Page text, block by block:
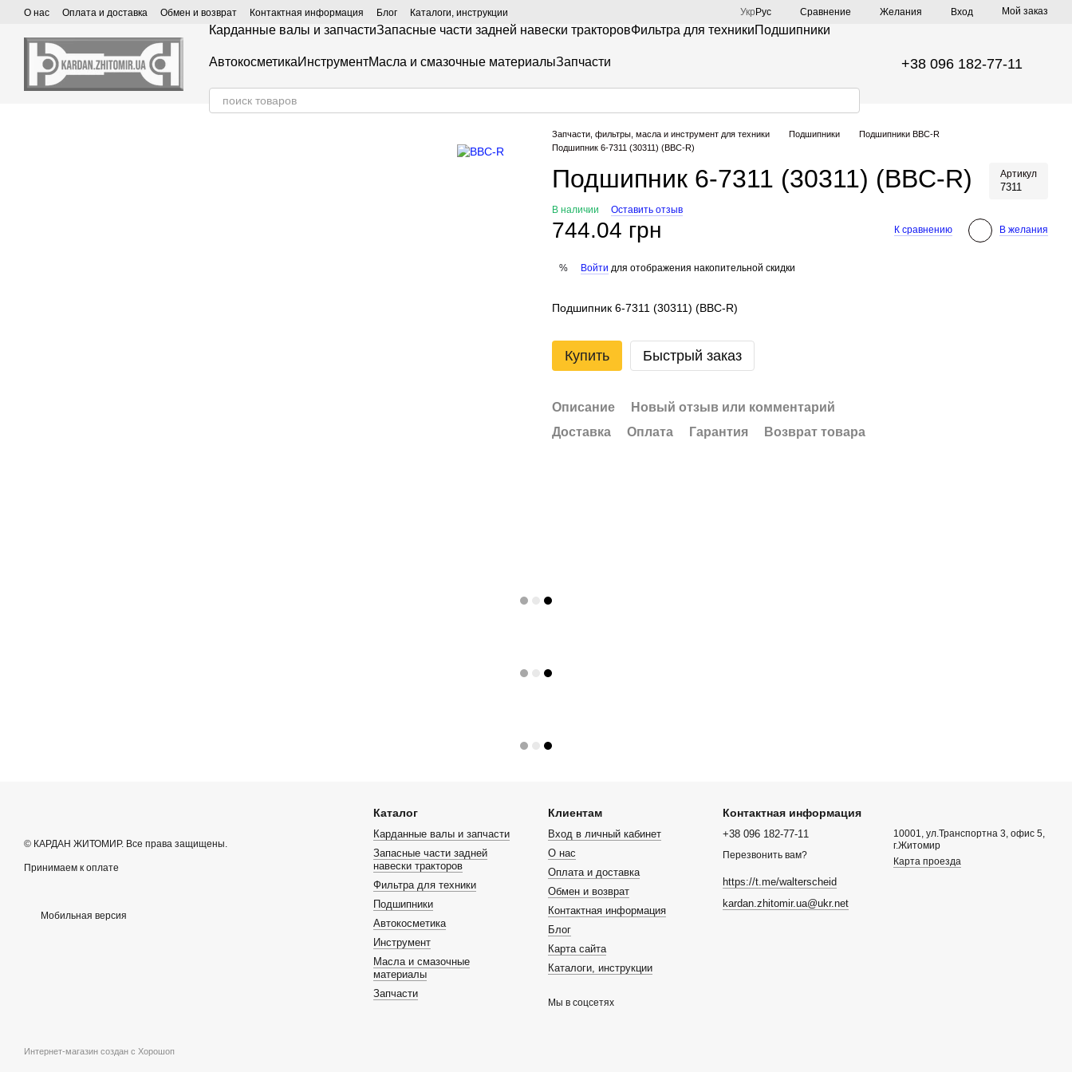
Перейти к основному контенту
О нас Оплата и доставка Обмен и возврат Контактная информация Блог Каталоги, инструкции Укр Рус Сравнение Желания Вход Мой заказ
Карданные валы и запчастиЗапасные части задней навески тракторовФильтра для техникиПодшипники
АвтокосметикаИнструментМасла и смазочные материалыЗапчасти +38 096 182-77-11
Запчасти, фильтры, масла и инструмент для техники Подшипники
Подшипники BBC-R
Подшипник 6-7311 (30311) (BBC-R)
Подшипник 6-7311 (30311) (BBC-R) Артикул
7311
В наличии Оставить отзыв
744.04 грн К сравнению В желания
% Войти для отображения накопительной скидки
Подшипник 6-7311 (30311) (BBC-R)
Купить Быстрый заказ
Описание
Новый отзыв или комментарий
Доставка
Оплата Гарантия Возврат товара
© КАРДАН ЖИТОМИР. Все права защищены.
Принимаем к оплате
Мобильная версия
Интернет-магазин создан с Хорошоп
Каталог
Карданные валы и запчасти
Запасные части задней
навески тракторов
Фильтра для техники
Подшипники
Автокосметика
Инструмент
Масла и смазочные
материалы
Запчасти
Клиентам
Вход в личный кабинет
О нас
Оплата и доставка
Обмен и возврат
Контактная информация
Блог
Карта сайта
Каталоги, инструкции
Мы в соцсетях
Контактная информация
+38 096 182-77-11
Перезвонить вам?
https://t.me/walterscheid
kardan.zhitomir.ua@ukr.net
10001, ул.Транспортна 3, офис 5,
г.Житомир
Карта проезда